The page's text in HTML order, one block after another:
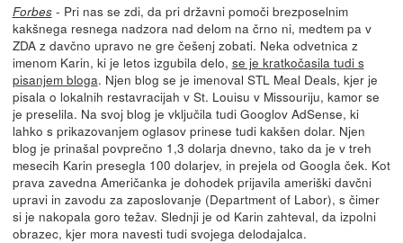
Forbes- Pri nas se zdi, da pri državni pomoči brezposelnim
kakšnega resnega nadzora nad delom na črno ni, medtem pa v
ZDA z davčno upravo ne gre češenj zobati. Neka odvetnica z
imenom Karin, ki je letos izgubila delo, se je kratkočasila tudi s
pisanjem bloga. Njen blog se je imenoval STL Meal Deals, kjer je
pisala o lokalnih restavracijah v St. Louisu v Missouriju, kamor se
je preselila. Na svoj blog je vključila tudi Googlov AdSense, ki
lahko s prikazovanjem oglasov prinese tudi kakšen dolar. Njen
blog je prinašal povprečno 1,3 dolarja dnevno, tako da je v treh
mesecih Karin presegla 100 dolarjev, in prejela od Googla ček. Kot
prava zavedna Američanka je dohodek prijavila ameriški davčni
upravi in zavodu za zaposlovanje (Department of Labor), s čimer
si je nakopala goro težav. Slednji je od Karin zahteval, da izpolni
obrazec, kjer mora navesti tudi svojega delodajalca.